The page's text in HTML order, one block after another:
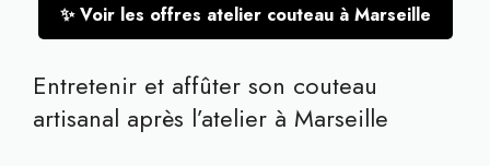
✨ Voir les offres atelier couteau à Marseille
Entretenir et affûter son couteau
artisanal après l’atelier à Marseille